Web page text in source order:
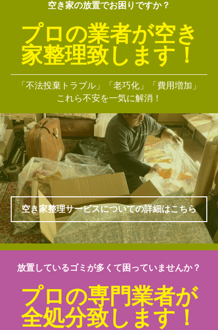
空き家の放置でお困りですか？
プロの業者が空き
家整理致します！
「不法投棄トラブル」「老巧化」「費用増加」
これら不安を一気に解消！
空き家整理サービスについての詳細はこちら
放置しているゴミが多くて困っていませんか？
プロの専門業者が
全処分致します！